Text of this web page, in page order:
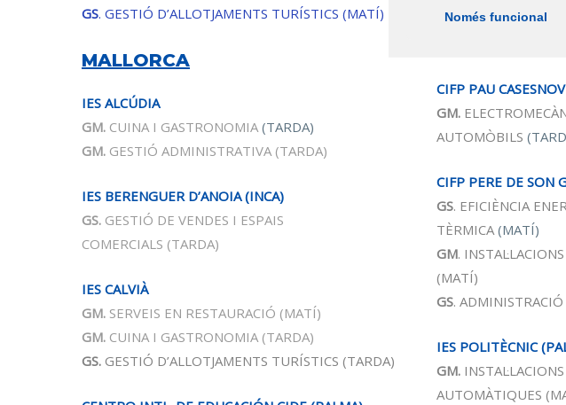
GS. GESTIÓ D’ALLOTJAMENTS TURÍSTICS (MATÍ)
MALLORCA
IES ALCÚDIA
GM. CUINA I GASTRONOMIA (TARDA)
GM. GESTIÓ ADMINISTRATIVA (TARDA)
IES BERENGUER D’ANOIA (INCA)
GS. GESTIÓ DE VENDES I ESPAIS
COMERCIALS (TARDA)
IES CALVIÀ
GM. SERVEIS EN RESTAURACIÓ (MATÍ)
GM. CUINA I GASTRONOMIA (TARDA)
GS. GESTIÓ D’ALLOTJAMENTS TURÍSTICS (TARDA)
GM. MANTENIMENT
CIFP PAU
GM.
AUTOMÒBILS
CIFP PERE DE SON
GS. EFICIÈNCIA
TÈRMICA(MATÍ)
GM.
(MATÍ)
GS.
IES POLITÈCNIC
GM.
AUTOMÀTIQUES
Només funcional